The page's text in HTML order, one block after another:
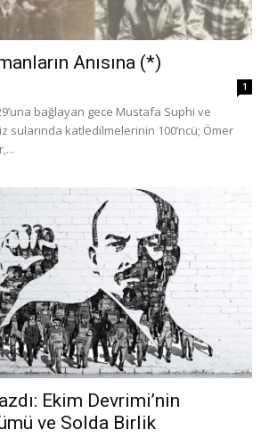
Anısına (*)
1
29’una bağlayan gece Mustafa Suphi ve
sularında katledilmelerinin 100’ncü; Ömer
Ekim Devrimi’nin
ve Solda Birlik